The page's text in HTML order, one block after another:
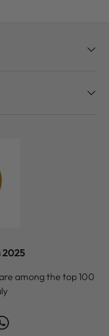
2025
among the top 100
WhatsApp